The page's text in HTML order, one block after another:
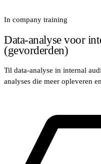
In company training
Data‑analyse voor
(gevorderden)
Til data-analyse in internal
analyses die meer opleveren